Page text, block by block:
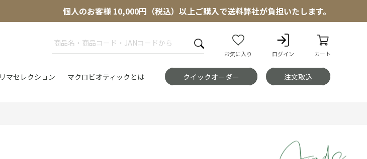
個人のお客様 10,000円（税込）以上ご購入で送料弊社が負担いたします。
お気に入り ログイン カート
リマセレクション マクロビオティックとは クイックオーダー 注文取込